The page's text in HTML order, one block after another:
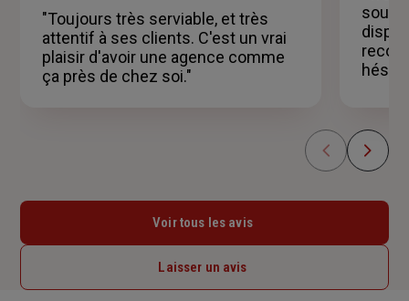
étoiles
"Toujours très serviable, et très
attentif à ses clients. C'est un vrai
plaisir d'avoir une agence comme
ça près de chez soi."
Voir tous les avis
Laisser un avis